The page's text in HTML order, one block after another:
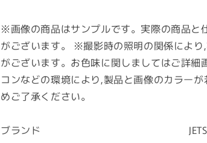
※画像の商品はサンプルです。実際の商品と
がございます。 ※撮影時の照明の関係によ
がございます。お色味に関しましてはご詳細
コンなどの環境により,製品と画像のカラー
めご了承ください。
ブランド